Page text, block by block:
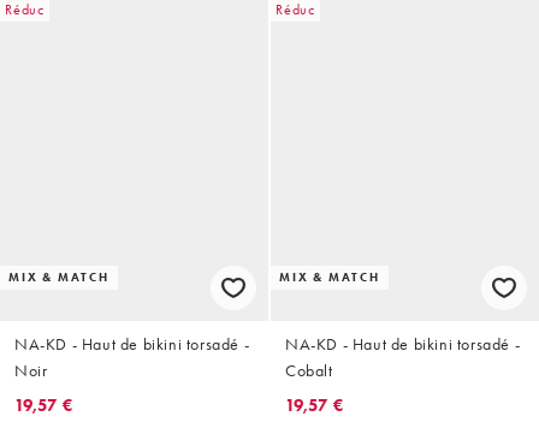
Réduc
MIX & MATCH
NA-KD - Haut de bikini torsadé -
Noir
19,57 €
Réduc
MIX & MATCH
NA-KD - Haut de bikini torsadé -
Cobalt
19,57 €